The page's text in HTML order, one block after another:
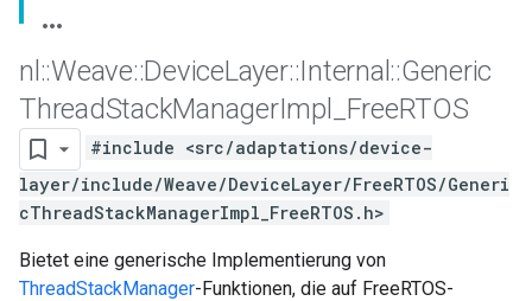
nl ::Weave::DeviceLayer::Internal ::Generic
ThreadStackManagerImpl FreeRTOS
#include <src/adaptations/device-
layer/include/Weave/DeviceLayer/FreeRTOS/Generi
cThreadStackManagerImpl_FreeRTOS.h>
Bietet eine generische Implementierung von
ThreadStackManager-Funktionen, die auf FreeRTOS-